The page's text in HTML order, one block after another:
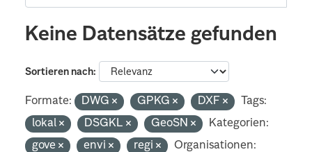
Keine Datensätze gefunden
Sortieren nach
Formate: DWG GPKG DXF
Tags:
lokal
DSGKL GeoSN
Kategorien:
gove
envi regi
Organisationen: